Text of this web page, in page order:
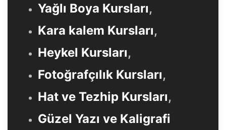
Yağlı Boya Kursları,
Kara kalem Kursları,
Heykel Kursları,
Fotoğrafçılık Kursları,
Hat ve Tezhip Kursları,
Güzel Yazı ve Kaligrafi